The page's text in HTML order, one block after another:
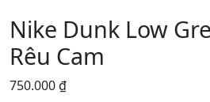
Nike Dunk Low
Rêu Cam
750.000₫